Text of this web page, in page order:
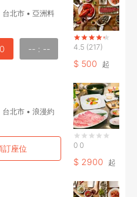
台北市 •亞洲料
-- : -- 4.5 (217)
$ 500 起
台北市 •浪漫約
訂座位 0 0
$ 2900 起